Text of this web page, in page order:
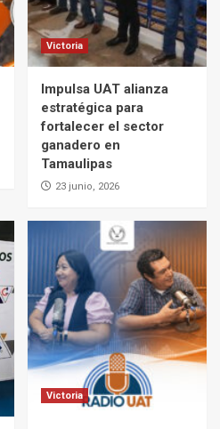
Victoria
Impulsa UAT alianza
estratégica para
fortalecer el sector
ganadero en
Tamaulipas
23 junio, 2026
Victoria